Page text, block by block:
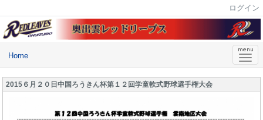
ログイン
Home
2015６月２０日中国ろうきん杯第１２回学童軟式野球選手権大会